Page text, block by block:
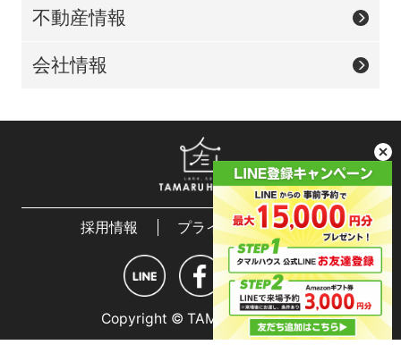
不動産情報
会社情報
採用情報 プライバシーポリシー
Copyright © TAMARU HOUSE